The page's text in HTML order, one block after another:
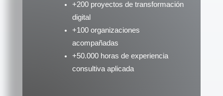
+200 proyectos de transformación
digital
+100 organizaciones
acompañadas
+50.000 horas de experiencia
consultiva aplicada